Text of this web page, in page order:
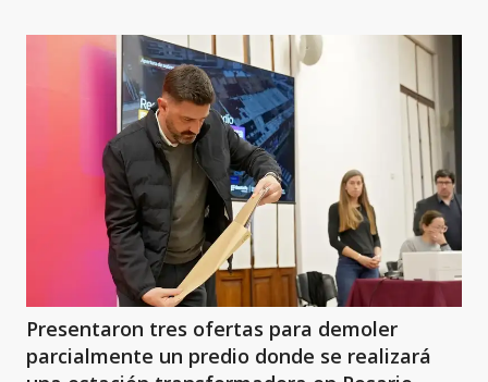
Presentaron tres ofertas para demoler
parcialmente un predio donde se realizará